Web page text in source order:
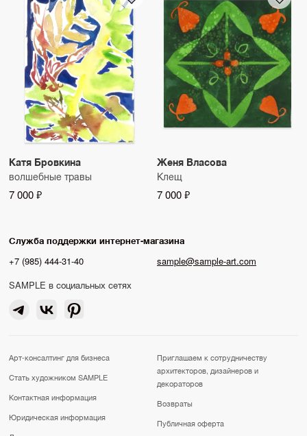
Катя Бровкина
волшебные травы
7 000 ₽
Женя Власова
Клещ
7 000 ₽
Служба поддержки интернет-магазина
+7 (985) 444-31-40
sample@sample-art.com
SAMPLE в социальных сетях
Арт-консалтинг для бизнеса
Стать художником SAMPLE
Контактная информация
Юридическая информация
Приглашаем к сотрудничеству
архитекторов, дизайнеров и
декораторов
Возвраты
Публичная оферта